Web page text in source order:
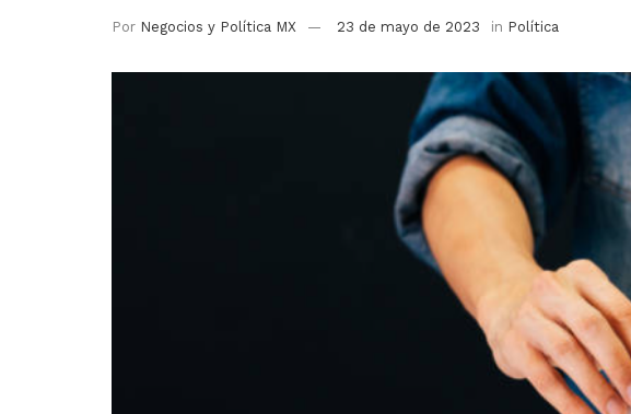
Por Negocios y Política MX 23 de mayo de 2023 in Política